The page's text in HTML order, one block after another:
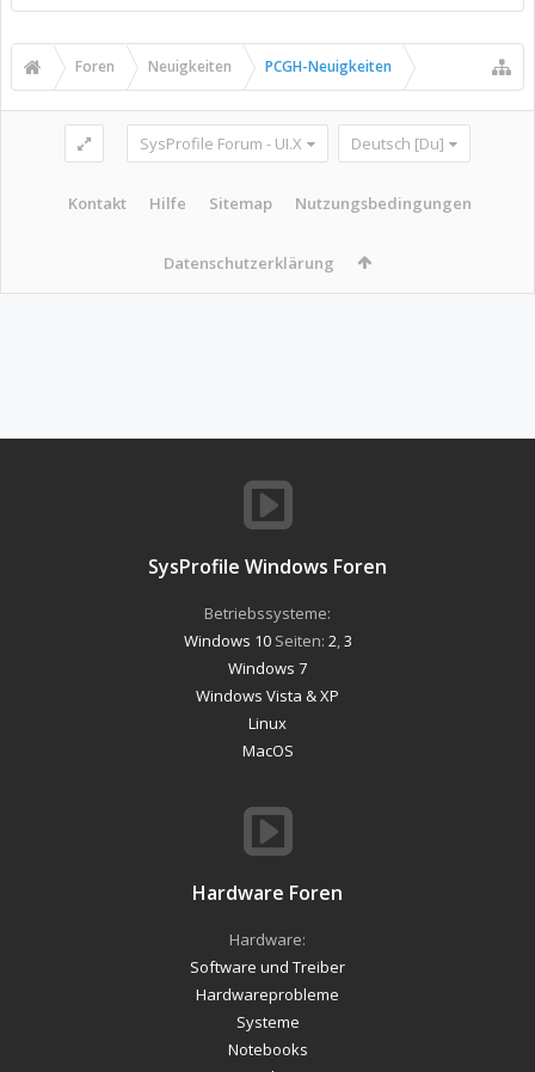
Foren Neuigkeiten PCGH-Neuigkeiten
SysProfile Forum - UI.X Deutsch [Du]
Kontakt Hilfe Sitemap Nutzungsbedingungen
Datenschutzerklärung
SysProfile Windows Foren
Betriebssysteme:
Windows 10Seiten: 2 3
Windows 7
Windows Vista & XP
Linux
MacOS
Hardware Foren
Hardware:
Software und Treiber
Hardwareprobleme
Systeme
Notebooks